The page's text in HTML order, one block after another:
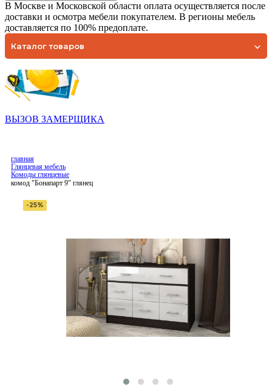
В Москве и Московской области оплата осуществляется после
доставки и осмотра мебели покупателем. В регионы мебель
доставляется по 100% предоплате.
Каталог товаров
ВЫЗОВ ЗАМЕРЩИКА
главная
Глянцевая мебель
Комоды глянцевые
комод "Бонапарт 9" глянец
-25%